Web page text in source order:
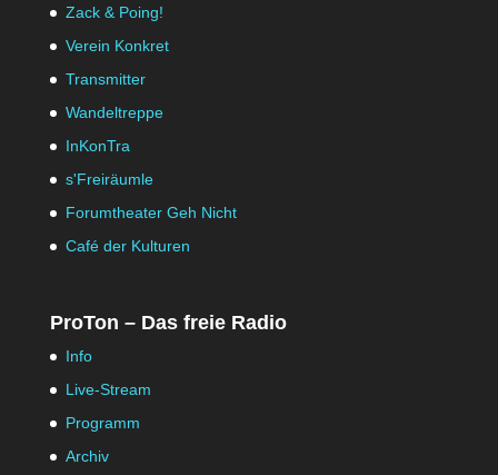
Zack & Poing!
Verein Konkret
Transmitter
Wandeltreppe
InKonTra
s'Freiräumle
Forumtheater Geh Nicht
Café der Kulturen
ProTon – Das freie Radio
Info
Live-Stream
Programm
Archiv